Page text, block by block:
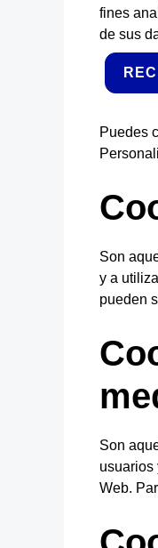
fines
de sus
Puedes
Son
y a
pueden
Son
usuarios
Web.